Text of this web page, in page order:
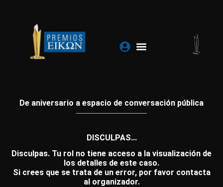
contenido
De aniversario a espacio de conversación pública
DISCULPAS...
Disculpas. Tu rol no tiene acceso a la visualización de
los detalles de este caso.
Si crees que se trata de un error, por favor contacta
al organizador.